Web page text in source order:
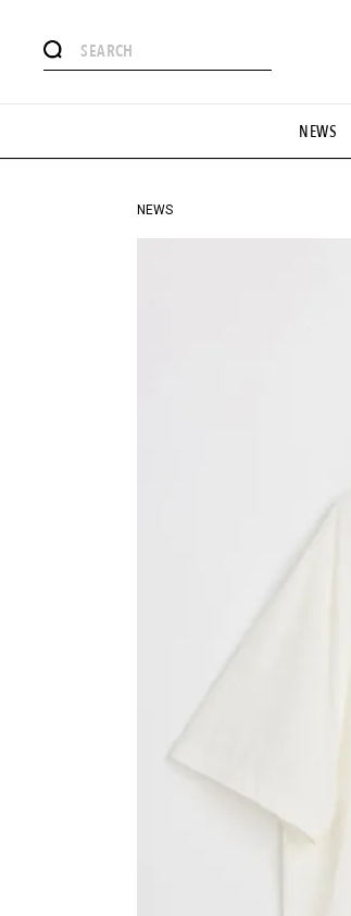
NEWS
#憧れの逸品
#GH 銘品の所以 #フイナムのYouTube
#HANDSOME HANDBOOK
NEWS